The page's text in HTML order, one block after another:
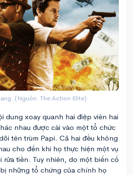
(Nguồn: The Action Elite)
dung xoay quanh hai điệp viên hai
nhau được cài vào một tổ chức
tên trùm Papi. Cả hai đều không
cho đến khi họ thực hiện một vụ
tiền. Tuy nhiên, do một biến cố
những tổ chứng của chính họ